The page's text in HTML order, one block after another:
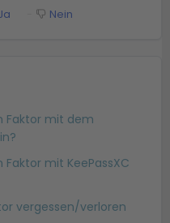
Nein
Faktor mit dem
mit KeePassXC
vergessen/verloren